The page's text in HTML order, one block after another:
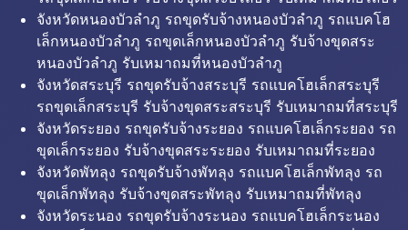
จังหวัดหนองบัวลำภู รถขุดรับจ้างหนองบัวลำภู รถแบคโฮ
เล็กหนองบัวลำภู รถขุดเล็กหนองบัวลำภู รับจ้างขุดสระ
หนองบัวลำภู รับเหมาถมที่หนองบัวลำภู
จังหวัดสระบุรี รถขุดรับจ้างสระบุรี รถแบคโฮเล็กสระบุรี
รถขุดเล็กสระบุรี รับจ้างขุดสระสระบุรี รับเหมาถมที่สระบุรี
จังหวัดระยอง รถขุดรับจ้างระยอง รถแบคโฮเล็กระยอง รถ
ขุดเล็กระยอง รับจ้างขุดสระระยอง รับเหมาถมที่ระยอง
จังหวัดพัทลุง รถขุดรับจ้างพัทลุง รถแบคโฮเล็กพัทลุง รถ
ขุดเล็กพัทลุง รับจ้างขุดสระพัทลุง รับเหมาถมที่พัทลุง
จังหวัดระนอง รถขุดรับจ้างระนอง รถแบคโฮเล็กระนอง